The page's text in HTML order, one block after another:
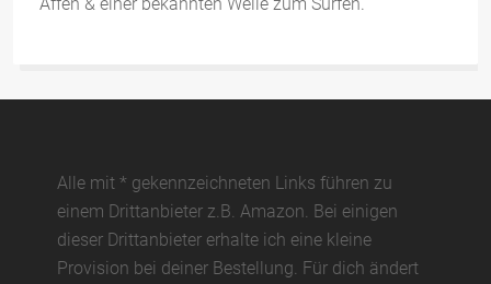
Alle mit * gekennzeichneten Links führen zu
einem Drittanbieter z.B. Amazon. Bei einigen
dieser Drittanbieter erhalte ich eine kleine
Provision bei deiner Bestellung. Für dich ändert